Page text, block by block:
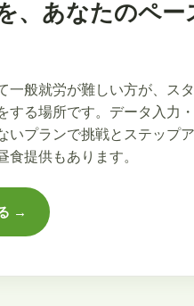
、あなたのペー
一般就労が難しい方が、ス
する場所です。データ入力・
いプランで挑戦とステップ
食提供もあります。
→